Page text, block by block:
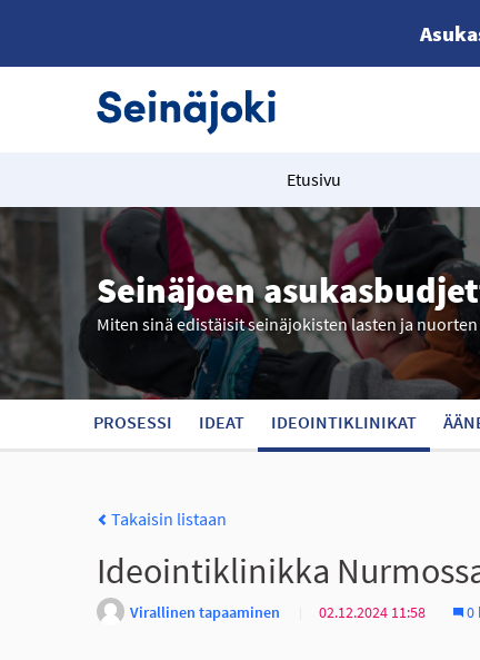
Etusivu
Seinäjoen
Miten sinä edistäisit seinäjokisten lasten ja
PROSESSI IDEAT IDEOINTIKLINIKAT
Takaisin listaan
Ideointiklinikka
Virallinen tapaaminen 02.12.2024 11:58 0